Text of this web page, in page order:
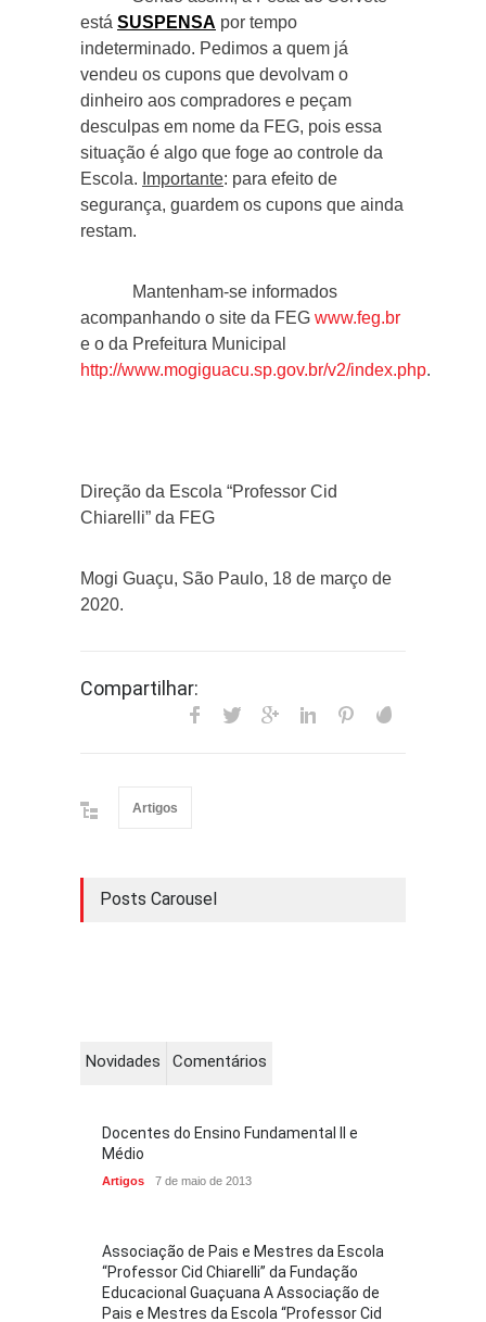
está SUSPENSA por tempo
indeterminado. Pedimos a quem já
vendeu os cupons que devolvam o
dinheiro aos compradores e peçam
desculpas em nome da FEG, pois essa
situação é algo que foge ao controle da
Escola. Importante: para efeito de
segurança, guardem os cupons que ainda
restam.
Mantenham-se informados
acompanhando o site da FEG www.feg.br
e o da Prefeitura Municipal
http://www.mogiguacu.sp.gov.br/v2/index.php.
Direção da Escola “Professor Cid
Chiarelli” da FEG
Mogi Guaçu, São Paulo, 18 de março de
2020.
Compartilhar:
Artigos
Posts Carousel
Novidades Comentários
Docentes do Ensino Fundamental II e
Médio
Artigos 7 de maio de 2013
Associação de Pais e Mestres da Escola
“Professor Cid Chiarelli” da Fundação
Educacional Guaçuana A Associação de
Pais e Mestres da Escola “Professor Cid